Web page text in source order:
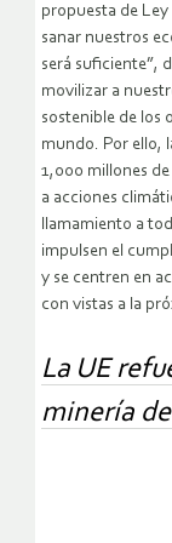
propuesta de
sanar nuestros
será suficiente”,
movilizar a
sostenible de los
mundo. Por ello,
1,000 millones
a acciones
llamamiento a
impulsen el
y se centren en
con vistas a la
La UE
minería